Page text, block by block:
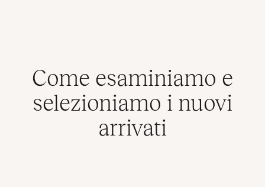
Come esaminiamo e
selezioniamo i nuovi
arrivati